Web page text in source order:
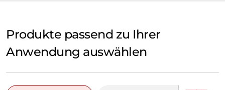
Produkte passend zu Ihrer
Anwendung auswählen